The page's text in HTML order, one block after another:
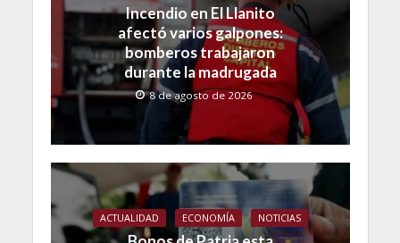
Incendio en El Llanito
afectó varios galpones:
bomberos trabajaron
durante la madrugada
8 de agosto de 2026
ACTUALIDAD ECONOMÍA NOTICIAS